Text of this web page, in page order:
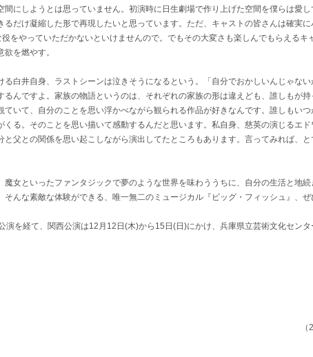
間にしようとは思っていません。初演時に日生劇場で作り上げた空間を僕らは愛
るだけ凝縮した形で再現したいと思っています。ただ、キャストの皆さんは確実
をやっていただかないといけませんので。でもその大変さも楽しんでもらえるキ
欲を燃やす。
る白井自身、ラストシーンは泣きそうになるという。「自分でおかしいんじゃない
るんですよ。家族の物語というのは、それぞれの家族の形は違えども、誰しもが持
ていて、自分のことを思い浮かべながら観られる作品が好きなんです。誰しもい
くる。そのことを思い描いて感動するんだと思います。私自身、慈英の演じるエド
と父との関係を思い起こしながら演出してたところもあります。言ってみれば、
魔女といったファンタジックで夢のような世界を味わううちに、自分の生活と地
そんな素敵な体験ができる、唯一無二のミュージカル『ビッグ・フィッシュ』、ぜ
演を経て、関西公演は12月12日(木)から15日(日)にかけ、兵庫県立芸術文化セン